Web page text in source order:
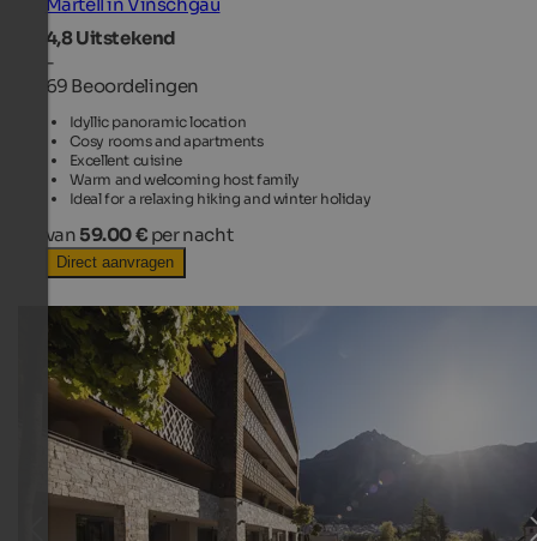
4,8Uitstekend
-
69 Beoordelingen
Idyllic panoramic location
Cosy rooms and apartments
Excellent cuisine
Warm and welcoming host family
Ideal for a relaxing hiking and winter holiday
van 59.00 € per nacht
Direct aanvragen